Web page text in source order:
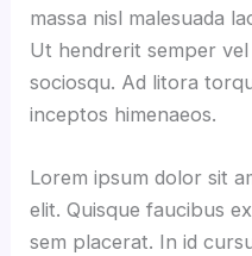
massa nisl malesuada
Ut hendrerit semper
sociosqu. Ad litora
inceptos himenaeos.
Lorem ipsum dolor sit
elit. Quisque faucibus
sem placerat. In id